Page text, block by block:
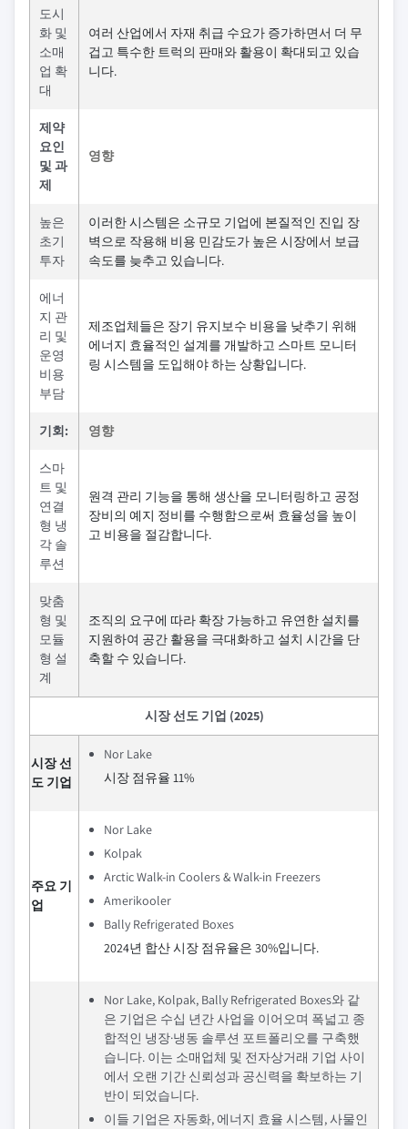
도시
화 및
소매
업 확
대
여러 산업에서 자재 취급 수요가 증가하면서 더 무
겁고 특수한 트럭의 판매와 활용이 확대되고 있습
니다.
제약
요인
및 과
제
영향
높은
초기
투자
이러한 시스템은 소규모 기업에 본질적인 진입 장
벽으로 작용해 비용 민감도가 높은 시장에서 보급
속도를 늦추고 있습니다.
에너
지 관
리 및
운영
비용
부담
제조업체들은 장기 유지보수 비용을 낮추기 위해
에너지 효율적인 설계를 개발하고 스마트 모니터
링 시스템을 도입해야 하는 상황입니다.
기회: 영향
스마
트 및
연결
형 냉
각 솔
루션
원격 관리 기능을 통해 생산을 모니터링하고 공정
장비의 예지 정비를 수행함으로써 효율성을 높이
고 비용을 절감합니다.
맞춤
형 및
모듈
형 설
계
조직의 요구에 따라 확장 가능하고 유연한 설치를
지원하여 공간 활용을 극대화하고 설치 시간을 단
축할 수 있습니다.
시장 선도 기업 (2025)
시장 선
도 기업
Nor Lake
시장 점유율 11%
주요 기
업
Nor Lake
Kolpak
Arctic Walk-in Coolers & Walk-in Freezers
Amerikooler
Bally Refrigerated Boxes
2024년 합산 시장 점유율은 30%입니다.
Nor Lake, Kolpak, Bally Refrigerated Boxes와 같
은 기업은 수십 년간 사업을 이어오며 폭넓고 종
합적인 냉장·냉동 솔루션 포트폴리오를 구축했
습니다. 이는 소매업체 및 전자상거래 기업 사이
에서 오랜 기간 신뢰성과 공신력을 확보하는 기
반이 되었습니다.
이들 기업은 자동화, 에너지 효율 시스템, 사물인